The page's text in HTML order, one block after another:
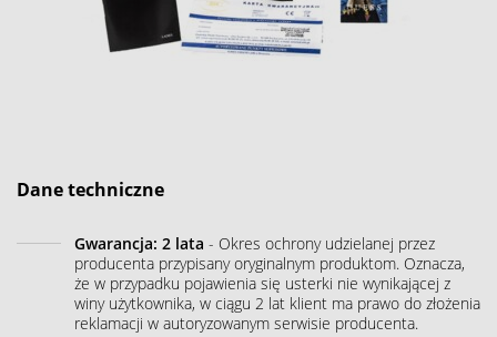
Dane techniczne
Gwarancja: 2 lata - Okres ochrony udzielanej przez
producenta przypisany oryginalnym produktom. Oznacza,
że w przypadku pojawienia się usterki nie wynikającej z
winy użytkownika, w ciągu 2 lat klient ma prawo do złożenia
reklamacji w autoryzowanym serwisie producenta.